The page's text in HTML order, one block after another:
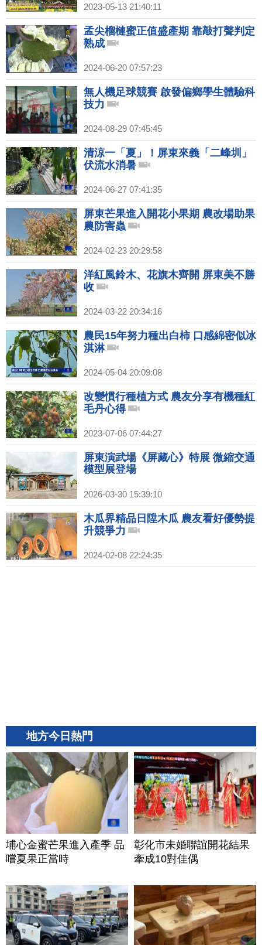
2023-05-13 21:40:11
孟尖榴槤蜜正值盛產期 靠敲打聲判定
熟成
2024-06-20 07:57:23
無人機足球競賽 啟發偏鄉學生體驗科
技力
2024-08-29 07:45:45
清涼一「夏」！屏東來義「二峰圳」
伏流水消暑
2024-06-27 07:41:35
屏東芒果進入開花小果期 農改場助果
農防害蟲
2024-02-23 20:29:58
洋紅風鈴木、花旗木齊開 屏東美不勝
收
2024-03-22 20:34:16
農民15年努力種出白柿 口感綿密似冰
淇淋
2024-05-04 20:09:08
改變慣行種植方式 農友分享有機種紅
毛丹心得
2023-07-06 07:44:27
屏東演武場《屏藏心》特展 微縮交通
模型展登場
2026-03-30 15:39:10
木瓜界精品日陞木瓜 農友看好優勢提
升競爭力
2024-02-08 22:24:35
地方今日熱門
埔心金蜜芒果進入產季 品
嚐夏果正當時
彰化市未婚聯誼開花結果
牽成10對佳偶